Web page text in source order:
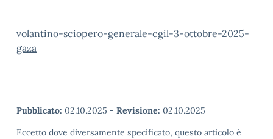
volantino-sciopero-generale-cgil-3-ottobre-2025-
gaza
Pubblicato: 02.10.2025 - Revisione: 02.10.2025
Eccetto dove diversamente specificato, questo articolo è